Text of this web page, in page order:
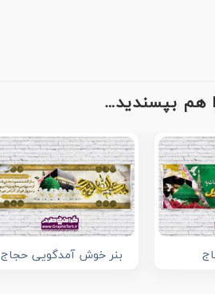
هم بپسندید…
بنر خوش آمدگویی حجاج